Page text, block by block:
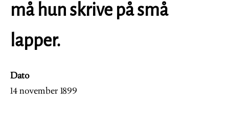
må hun skrive på små
lapper.
Dato
14 november 1899